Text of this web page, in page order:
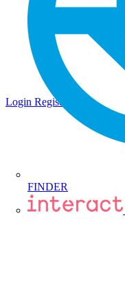
FINDER
Login Registrati